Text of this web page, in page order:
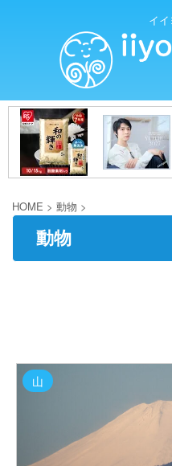
イ
HOME > 動物 >
動物
山